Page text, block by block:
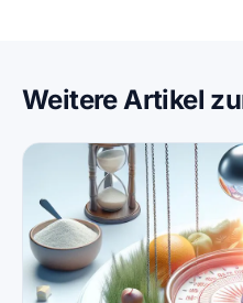
Weitere Artikel